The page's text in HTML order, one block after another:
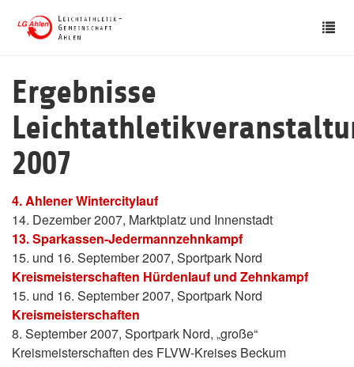
Ergebnisse
2007
4. Ahlener Wintercitylauf
14. Dezember 2007, Marktplatz und Innenstadt
13. Sparkassen-Jedermannzehnkampf
15. und 16. September 2007, Sportpark Nord
Kreismeisterschaften Hürdenlauf und Zehnkampf
15. und 16. September 2007, Sportpark Nord
Kreismeisterschaften
8. September 2007, Sportpark Nord, „große“
Kreismeisterschaften des FLVW-Kreises Beckum